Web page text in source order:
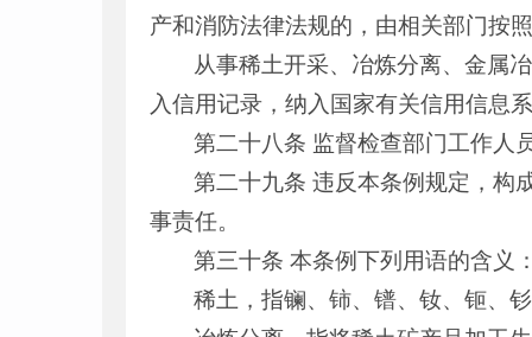
产和消防法律法规的，由相关部门按
从事稀土开采、冶炼分离、金属
入信用记录，纳入国家有关信用信息
第二十八条 监督检查部门工作人
第二十九条 违反本条例规定，构
事责任。
第三十条 本条例下列用语的含义
稀土，指镧、铈、镨、钕、钷、